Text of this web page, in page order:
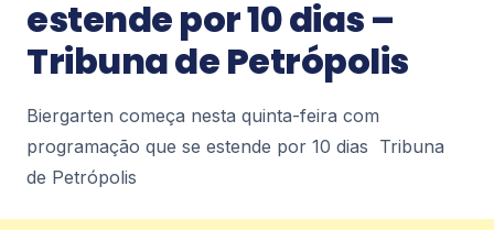
Petrópolis recebe Encontro Internacional
de Esports nos dias 11 e 12 de agosto –
diariodepetropolis.com.br
Petrópolis recebe Encontro Internacional de
Esports nos dias 11 e 12 de
agosto diariodepetropolis.com.br
estende por 10 dias –
Tribuna de Petrópolis
Biergarten começa nesta quinta-feira com
programação que se estende por 10 dias Tribuna
de Petrópolis